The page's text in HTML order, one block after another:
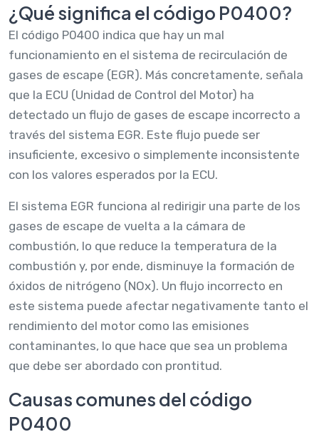
¿Qué significa el código P0400?
El código P0400 indica que hay un mal
funcionamiento en el sistema de recirculación de
gases de escape (EGR). Más concretamente, señala
que la ECU (Unidad de Control del Motor) ha
detectado un flujo de gases de escape incorrecto a
través del sistema EGR. Este flujo puede ser
insuficiente, excesivo o simplemente inconsistente
con los valores esperados por la ECU.
El sistema EGR funciona al redirigir una parte de los
gases de escape de vuelta a la cámara de
combustión, lo que reduce la temperatura de la
combustión y, por ende, disminuye la formación de
óxidos de nitrógeno (NOx). Un flujo incorrecto en
este sistema puede afectar negativamente tanto el
rendimiento del motor como las emisiones
contaminantes, lo que hace que sea un problema
que debe ser abordado con prontitud.
Causas comunes del código
P0400